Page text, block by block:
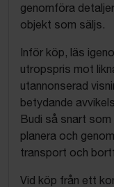
genomföra
objekt som säljs.
Inför köp, läs
utropspris mot
utannonserad
betydande
Budi så snart
planera och
transport och
Vid köp från ett